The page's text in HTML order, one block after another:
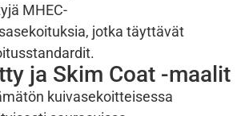
MHEC-
jotka täyttävät
ja Skim Coat -maalit
kuivasekoitteisessa